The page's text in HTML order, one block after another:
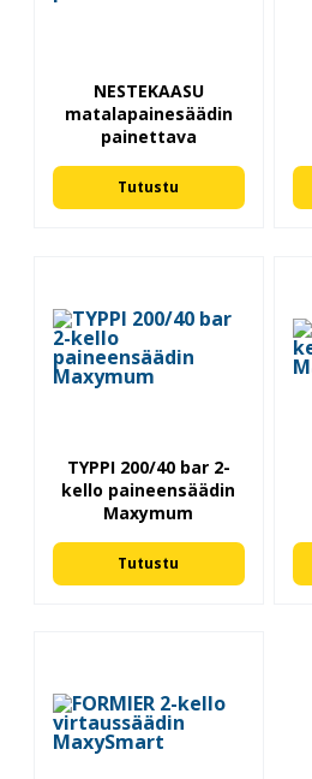
NESTEKAASU
matalapainesäädin
painettava
Tutustu
TYPPI 200/40 bar 2-
kello paineensäädin
Maxymum
Tutustu